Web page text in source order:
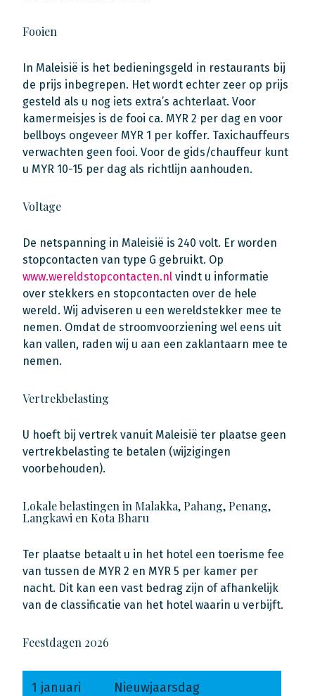
Fooien
In Maleisië is het bedieningsgeld in restaurants bij
de prijs inbegrepen. Het wordt echter zeer op prijs
gesteld als u nog iets extra’s achterlaat. Voor
kamermeisjes is de fooi ca. MYR 2 per dag en voor
bellboys ongeveer MYR 1 per koffer. Taxichauffeurs
verwachten geen fooi. Voor de gids/chauffeur kunt
u MYR 10-15 per dag als richtlijn aanhouden.
Voltage
De netspanning in Maleisië is 240 volt. Er worden
stopcontacten van type G gebruikt. Op
www.wereldstopcontacten.nl vindt u informatie
over stekkers en stopcontacten over de hele
wereld. Wij adviseren u een wereldstekker mee te
nemen. Omdat de stroomvoorziening wel eens uit
kan vallen, raden wij u aan een zaklantaarn mee te
nemen.
Vertrekbelasting
U hoeft bij vertrek vanuit Maleisië ter plaatse geen
vertrekbelasting te betalen (wijzigingen
voorbehouden).
Lokale belastingen in Malakka, Pahang, Penang,
Langkawi en Kota Bharu
Ter plaatse betaalt u in het hotel een toerisme fee
van tussen de MYR 2 en MYR 5 per kamer per
nacht. Dit kan een vast bedrag zijn of afhankelijk
van de classificatie van het hotel waarin u verbijft.
Feestdagen 2026
1 januari Nieuwjaarsdag